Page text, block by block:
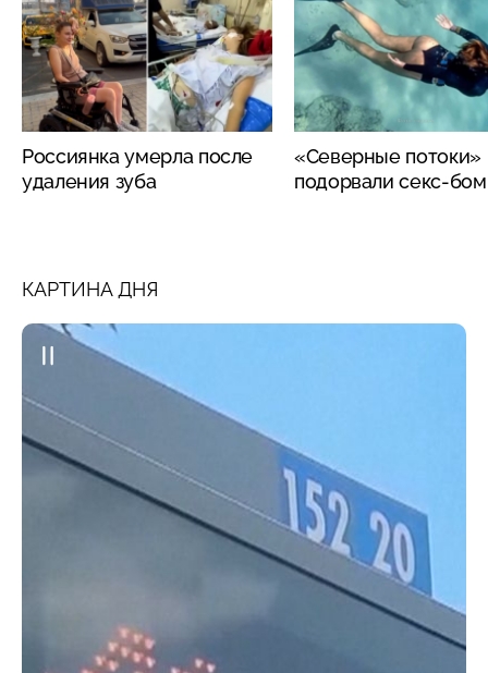
Россиянка умерла после
удаления зуба
«Северные потоки»
подорвали секс-
КАРТИНА ДНЯ